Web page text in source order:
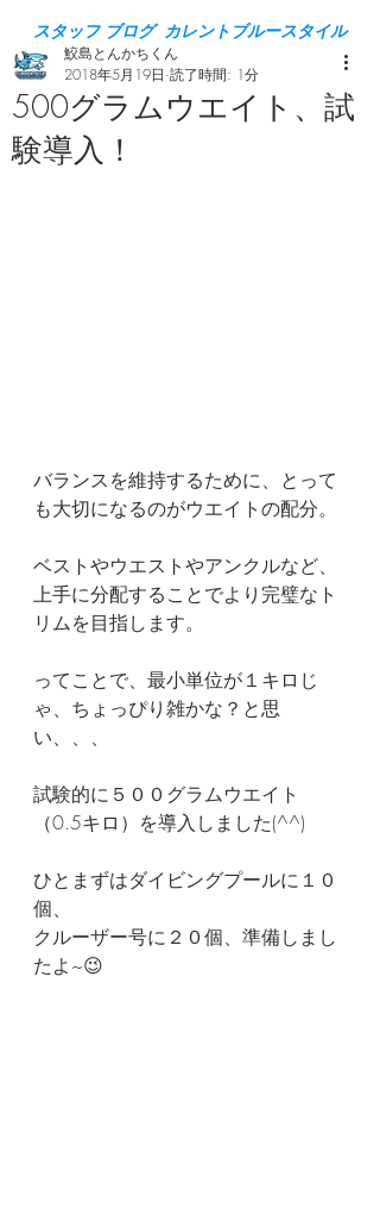
スタッフ ブログ カレントブルースタイル
500グラムウエイト、試
験導入！
鮫島とんかちくん
2018年5月19日 読了時間: 1分
バランスを維持するために、とって
も大切になるのがウエイトの配分。
ベストやウエストやアンクルなど、
上手に分配することでより完璧なト
リムを目指します。
ってことで、最小単位が１キロじ
ゃ、ちょっぴり雑かな？と思
い、、、
試験的に５００グラムウエイト
（0.5キロ）を導入しました(^^)
ひとまずはダイビングプールに１０
個、
クルーザー号に２０個、準備しまし
たよ~😉